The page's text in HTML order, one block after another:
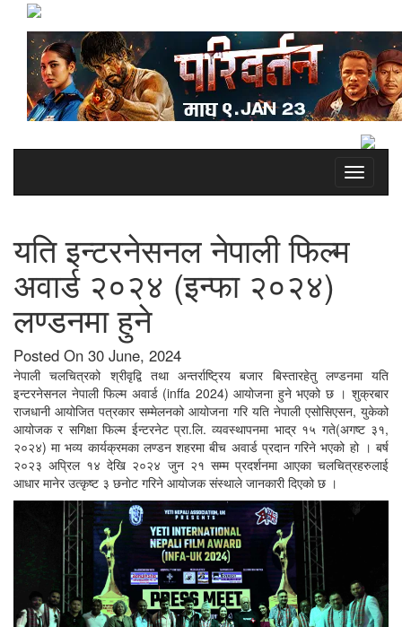
Toggle
यति इन्टरनेसनल नेपाली फिल्म
अवार्ड २०२४ (इन्फा २०२४)
लण्डनमा हुने
Posted On 30 June, 2024
नेपाली चलचित्रको श्रीवृद्वि तथा अन्तर्राष्ट्रिय बजार बिस्तारहेतु लण्डनमा यति
इन्टरनेसनल नेपाली फिल्म अवार्ड (inffa 2024) आयोजना हुने भएको छ । शुक्रबार
राजधानी आयोजित पत्रकार सम्मेलनको आयोजना गरि यति नेपाली एसोसिएसन, युकेको
आयोजक र सगिक्षा फिल्म ईन्टरनेट प्रा.लि. व्यवस्थापनमा भाद्र १५ गते(अगष्ट ३१,
२०२४) मा भव्य कार्यक्रमका लण्डन शहरमा बीच अवार्ड प्रदान गरिने भएको हो । बर्ष
२०२३ अप्रिल १४ देखि २०२४ जुन २१ सम्म प्रदर्शनमा आएका चलचित्रहरुलाई
आधार मानेर उत्कृष्ट ३ छनाेट गरिने आयोजक संस्थाले जानकारी दिएको छ ।